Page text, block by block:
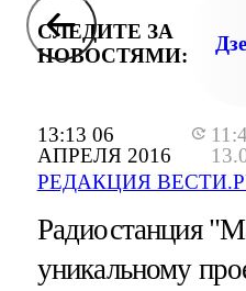
13:13 06
АПРЕЛЯ 2016
РЕДАКЦИЯ
СЛЕДИТЕ ЗА
НОВОСТЯМИ:
Радиостанция
уникальному